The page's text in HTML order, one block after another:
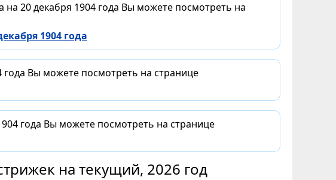
20 декабря 1904 года Вы можете посмотреть на
1904 года
Вы можете посмотреть на странице
года Вы можете посмотреть на странице
на текущий, 2026 год